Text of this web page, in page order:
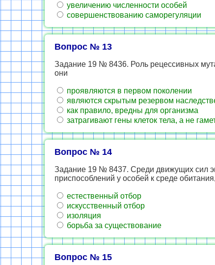
увеличению численности особей
совершенствованию саморегуляции
Вопрос № 13
Задание 19 № 8436. Роль рецессивных
они
проявляются в первом поколении
являются скрытым резервом
как правило, вредны для организма
затрагивают гены клеток тела, а не
Вопрос № 14
Задание 19 № 8437. Среди движущих сил
приспособлений у особей к среде
естественный отбор
искусственный отбор
изоляция
борьба за существование
Вопрос № 15